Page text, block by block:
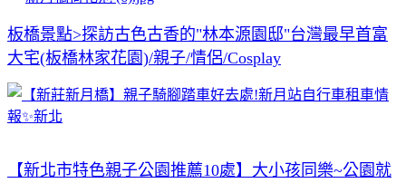
板橋景點>探訪古色古香的"林本源園邸"台灣最早首富
大宅(板橋林家花園)/親子/情侶/Cosplay
【新北市特色親子公園推薦10處】大小孩同樂~公園就